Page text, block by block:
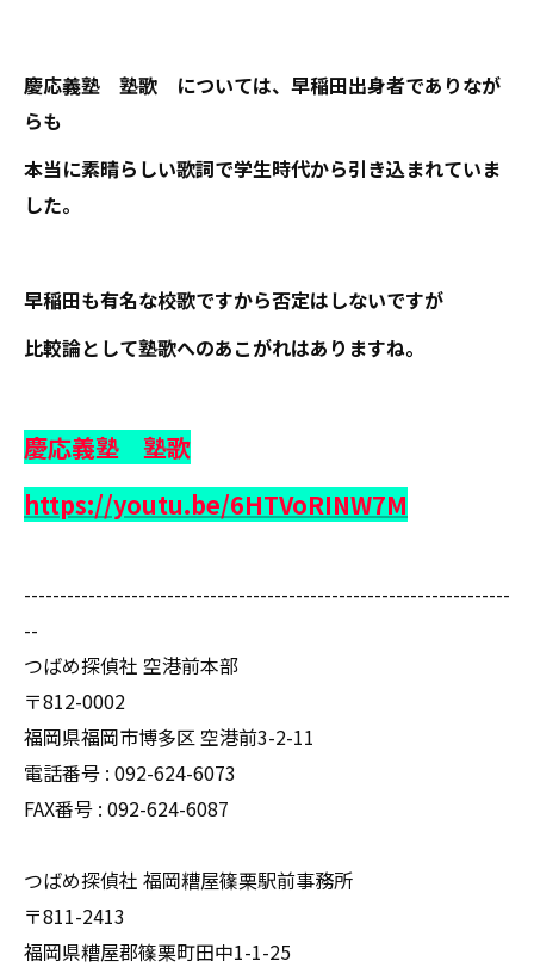
慶応義塾 塾歌 については、早稲田出身者でありなが
らも
本当に素晴らしい歌詞で学生時代から引き込まれていま
した。
早稲田も有名な校歌ですから否定はしないですが
比較論として塾歌へのあこがれはありますね。
慶応義塾 塾歌
https://youtu.be/6HTVoRINW7M
--------------------------------------------------------------------
--
つばめ探偵社 空港前本部
〒812-0002
福岡県福岡市博多区 空港前3-2-11
電話番号 : 092-624-6073
FAX番号 : 092-624-6087
つばめ探偵社 福岡糟屋篠栗駅前事務所
〒811-2413
福岡県糟屋郡篠栗町田中1-1-25